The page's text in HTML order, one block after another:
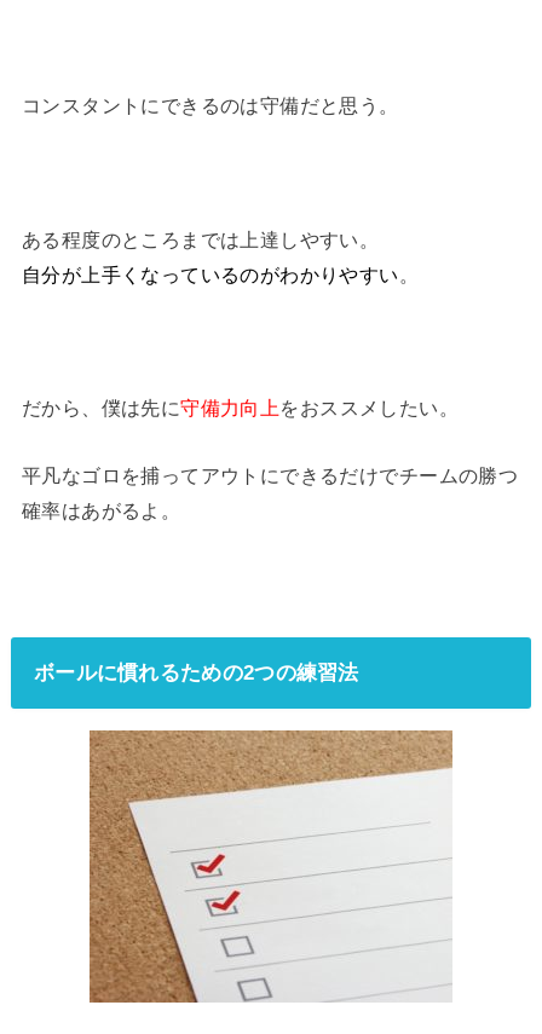
コンスタントにできるのは守備だと思う。
ある程度のところまでは上達しやすい。
自分が上手くなっているのがわかりやすい
だから、僕は先に守備力向上 をおススメしたい。
平凡なゴロを捕ってアウトにできるだけでチームの勝つ
確率はあがるよ。
ボールに慣れるための2つの練習法